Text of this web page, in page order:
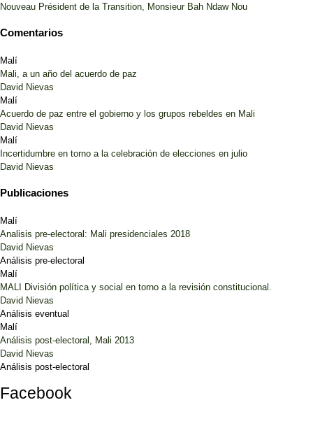
Nouveau Président de la Transition, Monsieur Bah Ndaw Nou
Comentarios
Malí
Mali, a un año del acuerdo de paz
David Nievas
Malí
Acuerdo de paz entre el gobierno y los grupos rebeldes en Mali
David Nievas
Malí
Incertidumbre en torno a la celebración de elecciones en julio
David Nievas
Publicaciones
Malí
Analisis pre-electoral: Mali presidenciales 2018
David Nievas
Análisis pre-electoral
Malí
MALI División política y social en torno a la revisión constitucional.
David Nievas
Análisis eventual
Malí
Análisis post-electoral, Mali 2013
David Nievas
Análisis post-electoral
Facebook